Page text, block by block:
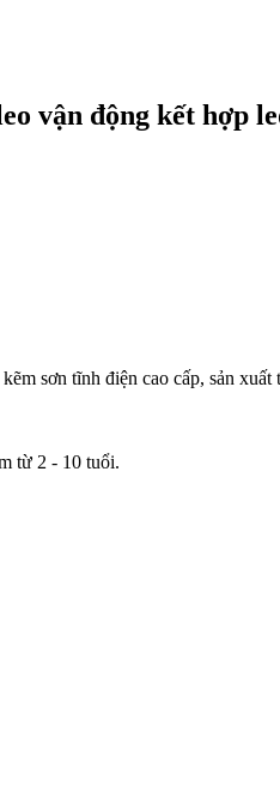
vận động kết hợp
sơn tĩnh điện cao cấp, sản
từ 2 - 10 tuổi.